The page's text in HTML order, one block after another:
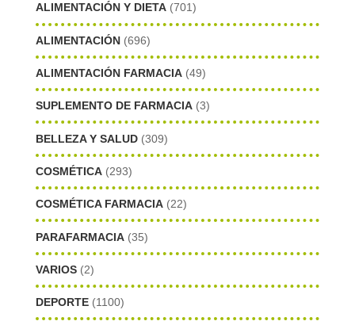
ALIMENTACIÓN Y DIETA (701)
ALIMENTACIÓN (696)
ALIMENTACIÓN FARMACIA (49)
SUPLEMENTO DE FARMACIA (3)
BELLEZA Y SALUD (309)
COSMÉTICA (293)
COSMÉTICA FARMACIA (22)
PARAFARMACIA (35)
VARIOS (2)
DEPORTE (1100)